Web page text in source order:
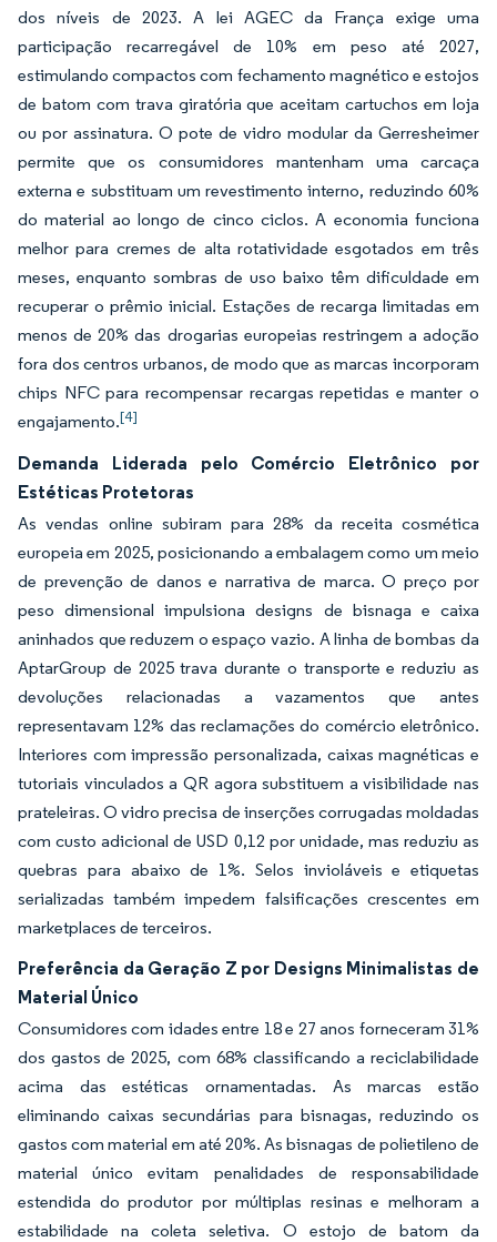
dos níveis de 2023. A lei AGEC da França exige uma
participação recarregável de 10% em peso até 2027,
estimulando compactos com fechamento magnético e estojos
de batom com trava giratória que aceitam cartuchos em loja
ou por assinatura. O pote de vidro modular da Gerresheimer
permite que os consumidores mantenham uma carcaça
externa e substituam um revestimento interno, reduzindo 60%
do material ao longo de cinco ciclos. A economia funciona
melhor para cremes de alta rotatividade esgotados em três
meses, enquanto sombras de uso baixo têm dificuldade em
recuperar o prêmio inicial. Estações de recarga limitadas em
menos de 20% das drogarias europeias restringem a adoção
fora dos centros urbanos, de modo que as marcas incorporam
chips NFC para recompensar recargas repetidas e manter o
engajamento.[4]
Demanda Liderada pelo Comércio Eletrônico por
Estéticas Protetoras
As vendas online subiram para 28% da receita cosmética
europeia em 2025, posicionando a embalagem como um meio
de prevenção de danos e narrativa de marca. O preço por
peso dimensional impulsiona designs de bisnaga e caixa
aninhados que reduzem o espaço vazio. A linha de bombas da
AptarGroup de 2025 trava durante o transporte e reduziu as
devoluções relacionadas a vazamentos que antes
representavam 12% das reclamações do comércio eletrônico.
Interiores com impressão personalizada, caixas magnéticas e
tutoriais vinculados a QR agora substituem a visibilidade nas
prateleiras. O vidro precisa de inserções corrugadas moldadas
com custo adicional de USD 0,12 por unidade, mas reduziu as
quebras para abaixo de 1%. Selos invioláveis e etiquetas
serializadas também impedem falsificações crescentes em
marketplaces de terceiros.
Preferência da Geração Z por Designs Minimalistas de
Material Único
Consumidores com idades entre 18 e 27 anos forneceram 31%
dos gastos de 2025, com 68% classificando a reciclabilidade
acima das estéticas ornamentadas. As marcas estão
eliminando caixas secundárias para bisnagas, reduzindo os
gastos com material em até 20%. As bisnagas de polietileno de
material único evitam penalidades de responsabilidade
estendida do produtor por múltiplas resinas e melhoram a
estabilidade na coleta seletiva. O estojo de batom da